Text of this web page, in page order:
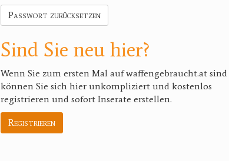
Passwort zurücksetzen
Sind Sie neu hier?
Wenn Sie zum ersten Mal auf waffengebraucht.at sind
können Sie sich hier unkompliziert und kostenlos
registrieren und sofort Inserate erstellen.
Registrieren